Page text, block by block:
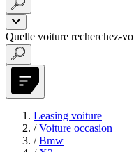
Quelle voiture recherchez-
Leasing voiture
/ Voiture occasion
/ Bmw